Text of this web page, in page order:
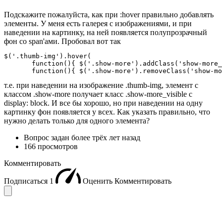
Подскажите пожалуйста, как при :hover правильно добавлять
элементы. У меня есть галерея с изображениями, и при
наведении на картинку, на ней появляется полупрозрачный
фон со span'ами. Пробовал вот так
$('.thumb-img').hover(
function(){ $('.show-more').addClass('show-
function(){ $('.show-more').removeClass('show-
т.е. при наведении на изображение .thumb-img, элемент с
классом .show-more получает класс .show-more_visible с
display: block. И все бы хорошо, но при наведении на одну
картинку фон появляется у всех. Как указать правильно, что
нужно делать только для одного элемента?
Вопрос задан более трёх лет назад
166 просмотров
Комментировать
Подписаться 1 Оценить Комментировать